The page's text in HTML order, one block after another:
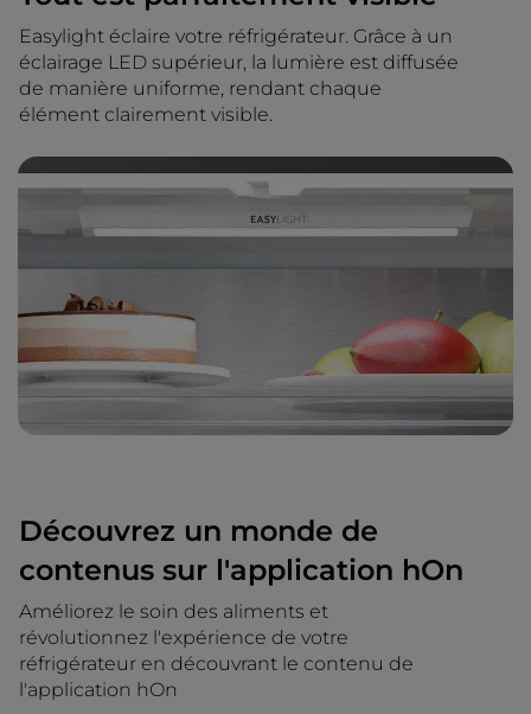
Easylight éclaire votre réfrigérateur. Grâce à un
éclairage LED supérieur, la lumière est diffusée
de manière uniforme, rendant chaque
élément clairement visible.
Découvrez un monde de
contenus sur l'application hOn
Améliorez le soin des aliments et
révolutionnez l'expérience de votre
réfrigérateur en découvrant le contenu de
l'application hOn